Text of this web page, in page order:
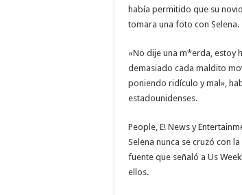
había permitido que su
tomara una foto con Selena.
«No dije una m*erda, estoy
demasiado cada maldito
poniendo ridículo y mal»,
estadounidenses.
People, E! News y
Selena nunca se cruzó con
fuente que señaló a Us
ellos.